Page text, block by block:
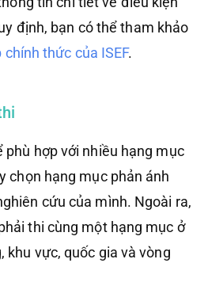
định, bạn có thể tham khảo
chính thức của ISEF.
phù hợp với nhiều hạng mục
chọn hạng mục phản ánh
cứu của mình. Ngoài ra,
thi cùng một hạng mục ở
khu vực, quốc gia và vòng